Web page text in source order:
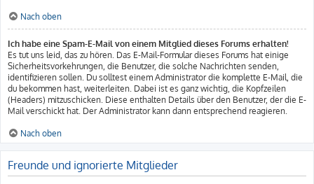
Nach oben
Ich habe eine Spam-E-Mail von einem Mitglied dieses Forums erhalten!
Es tut uns leid, das zu hören. Das E-Mail-Formular dieses Forums hat einige
Sicherheitsvorkehrungen, die Benutzer, die solche Nachrichten senden,
identifizieren sollen. Du solltest einem Administrator die komplette E-Mail, die
du bekommen hast, weiterleiten. Dabei ist es ganz wichtig, die Kopfzeilen
(Headers) mitzuschicken. Diese enthalten Details über den Benutzer, der die E-
Mail verschickt hat. Der Administrator kann dann entsprechend reagieren.
Nach oben
Freunde und ignorierte Mitglieder